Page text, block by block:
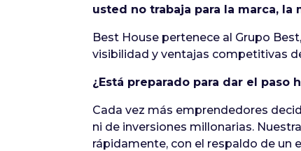
usted no trabaja para la marca, la
Best House pertenece al Grupo
visibilidad y ventajas competitivas
¿Está preparado para dar el paso
Cada vez más emprendedores
ni de inversiones millonarias.
rápidamente, con el respaldo de un